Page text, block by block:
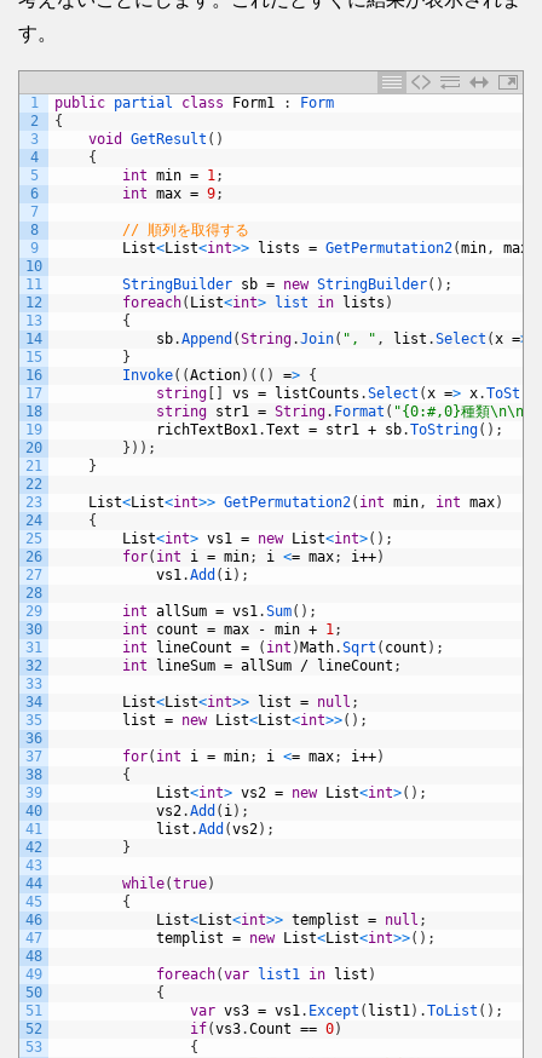
す。
1
2
3
4
5
6
7
8
9
10
11
12
13
14
15
16
17
18
19
20
21
22
23
24
25
26
27
28
29
30
31
32
33
34
35
36
37
38
39
40
41
42
43
44
45
46
47
48
49
50
51
52
53
public partial class Form1 :
Form
{
void
GetResult ( )
{
int min = 1;
int max = 9;
// 順列を取得する
List<List<int>> lists = GetPermutation2(min, max
StringBuilder sb = new StringBuilder( ) ;
foreach( List<int> list in lists )
{
sb.Append (String.Join( ", " , list .Select (x =>
}
Invoke( (Action) ( ( ) => {
string
vs = listCounts .Select (x => x.
string str1 = String. Format ( "{0:#,0}種類\n\n"
richTextBox1.Text = str1 + sb.ToString( ) ;
} ) ) ;
}
List<List<int>> GetPermutation2( int min, int max)
{
List<int> vs1 = new List<int>( ) ;
for( int i = min; i <= max; i++)
vs1.Add ( i) ;
int allSum = vs1.Sum( ) ;
int
count = max - min + 1;
int
lineCount = ( int ) Math.Sqrt ( count ) ;
int
lineSum = allSum / lineCount ;
List<List<int>> list = null ;
list = new List<List<int>>( ) ;
for( int i = min; i <= max; i++)
{
List<int> vs2 = new List<int>( ) ;
vs2.Add ( i) ;
list .Add (vs2) ;
}
while(true)
{
List<List<int>> templist = null ;
templist = new List<List<int>>( ) ;
foreach(var list1 in list )
{
var vs3 = vs1. Except ( list1) .ToList ( ) ;
if(vs3.Count == 0)
{